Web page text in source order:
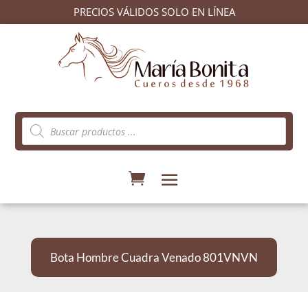
PRECIOS VÁLIDOS SOLO EN LÍNEA
Búsqueda
de
productos
Bota Hombre Cuadra Venado 801VNVN